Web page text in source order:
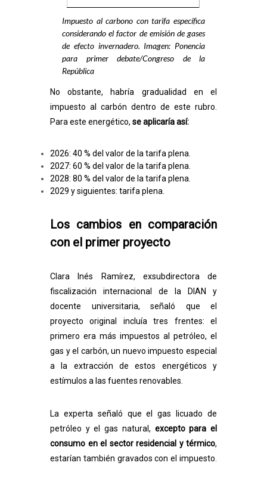
Impuesto al carbono con tarifa específica
considerando el factor de emisión de gases
de efecto invernadero. Imagen: Ponencia
para primer debate/Congreso de la
República
No obstante, habría gradualidad en el
impuesto al carbón dentro de este rubro.
Para este energético, se aplicaría así:
2026: 40 % del valor de la tarifa plena.
2027: 60 % del valor de la tarifa plena.
2028: 80 % del valor de la tarifa plena.
2029 y siguientes: tarifa plena.
Los cambios en comparación
con el primer proyecto
Clara Inés Ramírez, exsubdirectora de
fiscalización internacional de la DIAN y
docente universitaria, señaló que el
proyecto original incluía tres frentes: el
primero era más impuestos al petróleo, el
gas y el carbón, un nuevo impuesto especial
a la extracción de estos energéticos y
estímulos a las fuentes renovables.
La experta señaló que el gas licuado de
petróleo y el gas natural, excepto para el
consumo en el sector residencial y térmico,
estarían también gravados con el impuesto.